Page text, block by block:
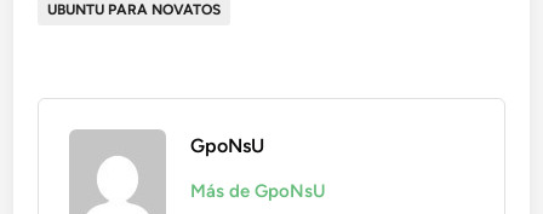
UBUNTU PARA NOVATOS
GpoNsU
Más de GpoNsU